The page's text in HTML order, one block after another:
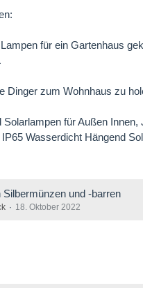
für ein Gartenhaus
Dinger zum Wohnhaus zu
Solarlampen für Außen
Wasserdicht Hängend
Silbermünzen und -barren
18. Oktober 2022